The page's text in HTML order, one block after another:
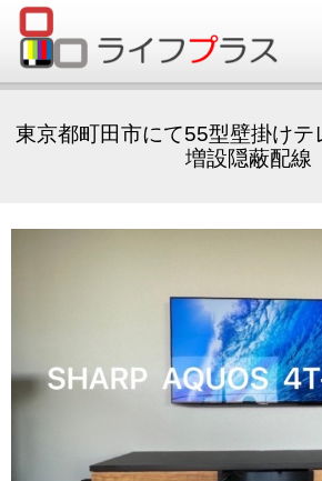
東京都町田市にて55型壁掛けテ
増設隠蔽配線